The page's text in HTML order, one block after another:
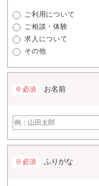
ご利用について
ご相談・体験
求人について
その他
※必須 お名前
※必須 ふりがな